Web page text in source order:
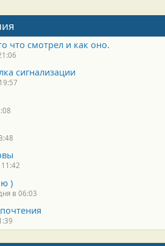
что смотрел и как оно.
сигнализации
)
в 06:03